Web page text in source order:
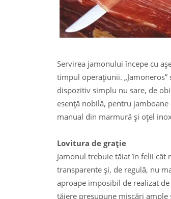
Servirea jamonului începe cu
timpul operaţiunii.
dispozitiv simplu nu sare, de
esenţă nobilă, pentru
manual din marmură şi oţel
Lovitura de graţie
Jamonul trebuie tăiat în felii
transparente şi, de regulă, nu
aproape imposibil de realizat
tăiere presupune mişcări